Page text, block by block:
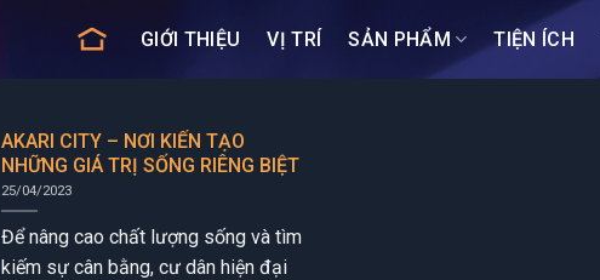
GIỚI THIỆU VỊ TRÍ SẢN PHẨM TIỆN ÍCH
AKARI CITY – NƠI KIẾN TẠO
NHỮNG GIÁ TRỊ SỐNG RIÊNG BIỆT
25/04/2023
Để nâng cao chất lượng sống và tìm
kiếm sự cân bằng, cư dân hiện đại